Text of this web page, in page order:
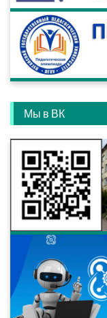
Мы в ВК